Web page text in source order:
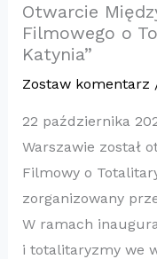
Otwarcie
Filmowego o
Katynia”
Zostaw komentarz
22 października
Warszawie został
Filmowy o
zorganizowany
W ramach
i totalitaryzmy we